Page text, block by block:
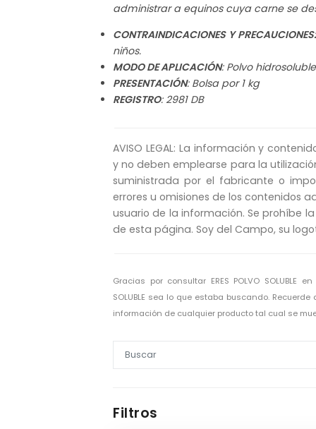
Filtros
administrar a equinos cuya carne se
CONTRAINDICACIONES Y
niños.
MODO DE APLICACIÓN: Polvo
PRESENTACIÓN: Bolsa por 1 kg
REGISTRO: 2981 DB
AVISO LEGAL: La información y
y no deben emplearse para la
suministrada por el fabricante o
errores u omisiones de los contenidos
usuario de la información. Se prohíbe
de esta página. Soy del Campo, su
Gracias por consultar ERES POLVO SOLUBLE
SOLUBLE sea lo que estaba buscando.
información de cualquier producto tal cual se